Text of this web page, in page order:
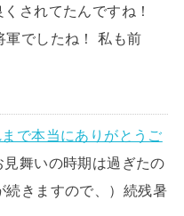
されてたんですね！
軍でしたね！ 私も前
まで本当にありがとうご
見舞いの時期は過ぎたの
続きますので、）続残暑